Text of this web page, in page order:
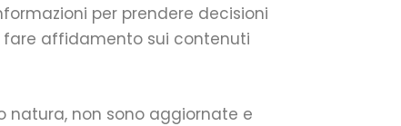
per prendere decisioni
fare affidamento sui contenuti
natura, non sono aggiornate e